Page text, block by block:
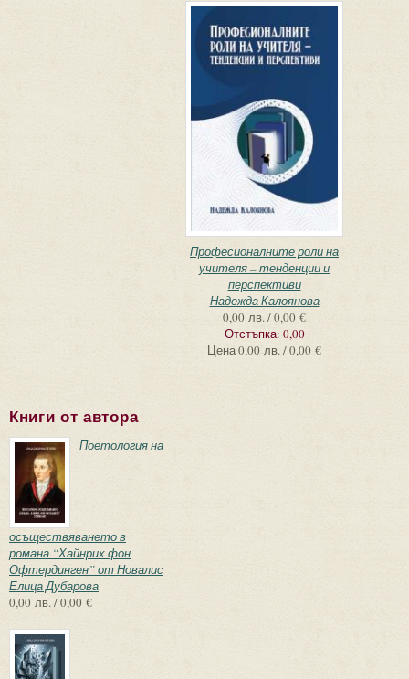
Професионалните роли на
учителя – тенденции и
перспективи
Надежда Калоянова
0,00 лв. / 0,00 €
Отстъпка: 0,00
Цена0,00 лв. / 0,00 €
Книги от автора
Поетология на
осъществяването в
романа “Хайнрих фон
Офтердинген” от Новалис
Елица Дубарова
0,00 лв. / 0,00 €